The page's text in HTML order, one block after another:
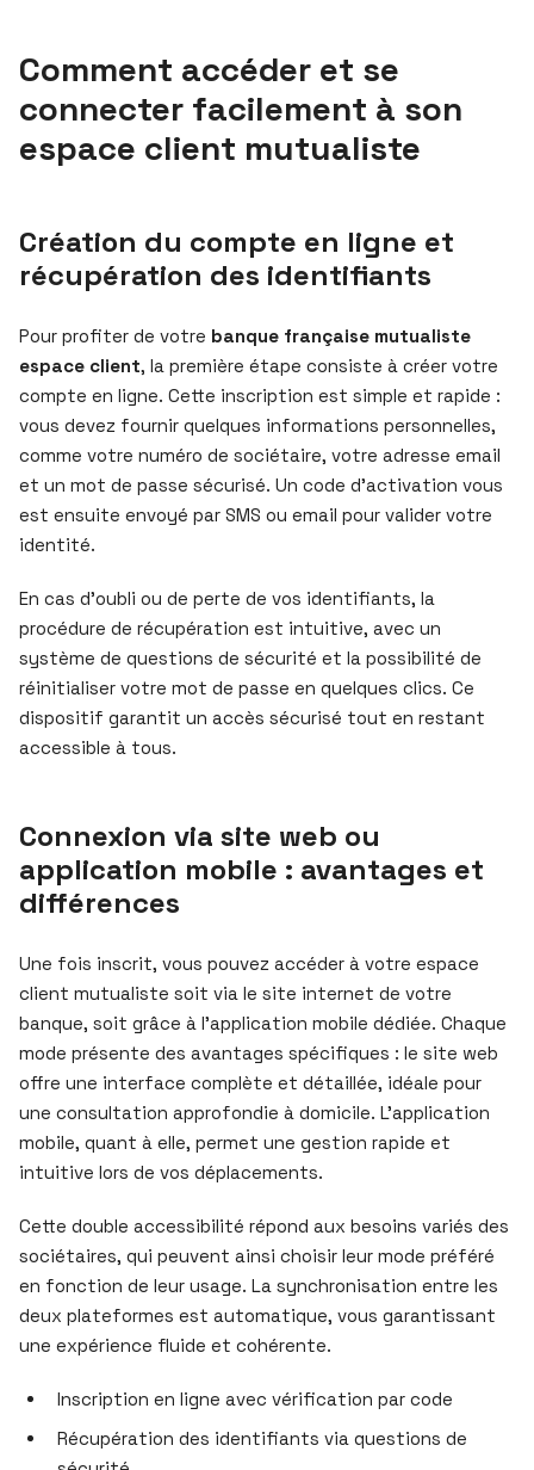
Comment accéder et se
connecter facilement à son
espace client mutualiste
Création du compte en ligne et
récupération des identifiants
Pour profiter de votre banque française mutualiste
espace client, la première étape consiste à créer votre
compte en ligne. Cette inscription est simple et rapide :
vous devez fournir quelques informations personnelles,
comme votre numéro de sociétaire, votre adresse email
et un mot de passe sécurisé. Un code d’activation vous
est ensuite envoyé par SMS ou email pour valider votre
identité.
En cas d’oubli ou de perte de vos identifiants, la
procédure de récupération est intuitive, avec un
système de questions de sécurité et la possibilité de
réinitialiser votre mot de passe en quelques clics. Ce
dispositif garantit un accès sécurisé tout en restant
accessible à tous.
Connexion via site web ou
application mobile : avantages et
différences
Une fois inscrit, vous pouvez accéder à votre espace
client mutualiste soit via le site internet de votre
banque, soit grâce à l’application mobile dédiée. Chaque
mode présente des avantages spécifiques : le site web
offre une interface complète et détaillée, idéale pour
une consultation approfondie à domicile. L’application
mobile, quant à elle, permet une gestion rapide et
intuitive lors de vos déplacements.
Cette double accessibilité répond aux besoins variés des
sociétaires, qui peuvent ainsi choisir leur mode préféré
en fonction de leur usage. La synchronisation entre les
deux plateformes est automatique, vous garantissant
une expérience fluide et cohérente.
Inscription en ligne avec vérification par code
Récupération des identifiants via questions de